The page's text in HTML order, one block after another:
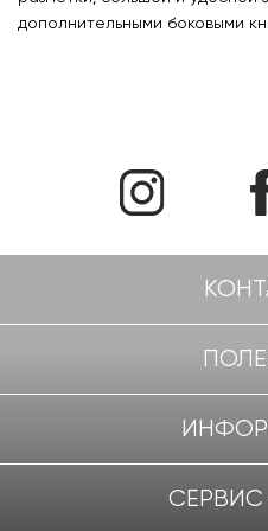
дополнительными боковыми
СЕРВИС